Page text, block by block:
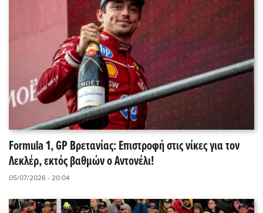
Formula 1, GP Βρετανίας: Επιστροφή στις νίκες για τον
Λεκλέρ, εκτός βαθμών ο Αντονέλι!
05/07/2026 - 20:04